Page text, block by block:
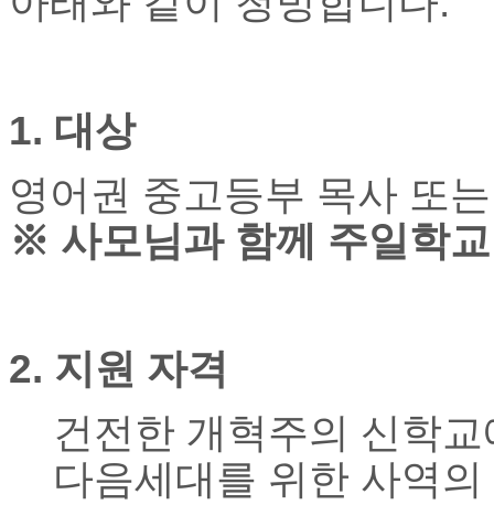
국
주
야
우
즐
성
릴
1. 대상
영어권 중고등부 목사 또
※ 사모님과 함께 주일학
2. 지원 자격
건전한 개혁주의 신학
다음세대를 위한 사역